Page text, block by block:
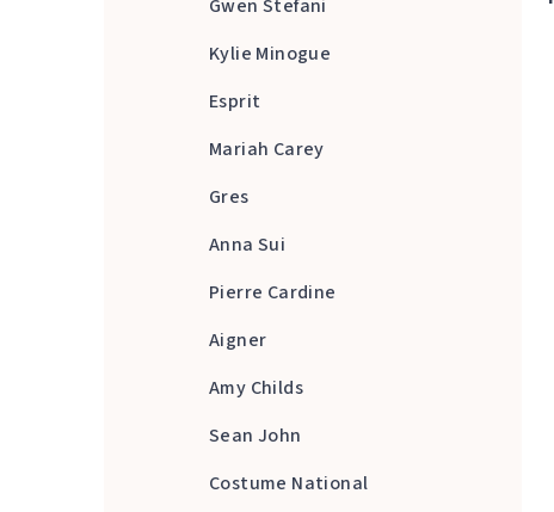
Gwen Stefani
Kylie Minogue
Esprit
Mariah Carey
Gres
Anna Sui
Pierre Cardine
Aigner
Amy Childs
Sean John
Costume National